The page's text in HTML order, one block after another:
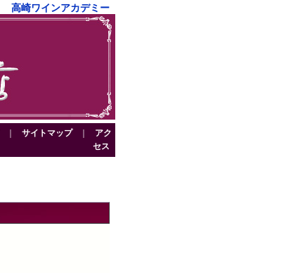
高崎ワインアカデミー
サイトマップ
アク
セス